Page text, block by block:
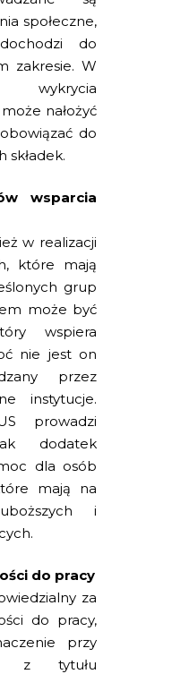
społeczne,
do
zakresie. W
nałożyć
do
składek.
wsparcia
w realizacji
które mają
grup
może być
wspiera
nie jest on
przez
instytucje.
prowadzi
dodatek
dla osób
mają na
i
do pracy
za
do pracy,
przy
z tytułu